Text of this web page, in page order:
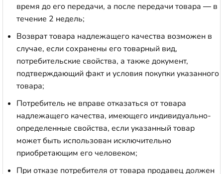
время до его передачи, а после передачи товара — в
течение 2 недель;
Возврат товара надлежащего качества возможен в
случае, если сохранены его товарный вид,
потребительские свойства, а также документ,
подтверждающий факт и условия покупки указанного
товара;
Потребитель не вправе отказаться от товара
надлежащего качества, имеющего индивидуально-
определенные свойства, если указанный товар
может быть использован исключительно
приобретающим его человеком;
При отказе потребителя от товара продавец должен